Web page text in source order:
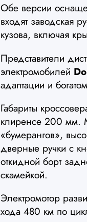
Обе версии
входят заводская
кузова, включая
Представители
электромобилей
адаптации и
Габариты
клиренсе 200 мм.
«бумерангов»,
дверные ручки с
откидной борт
скамейкой.
Электромотор
хода 480 км по